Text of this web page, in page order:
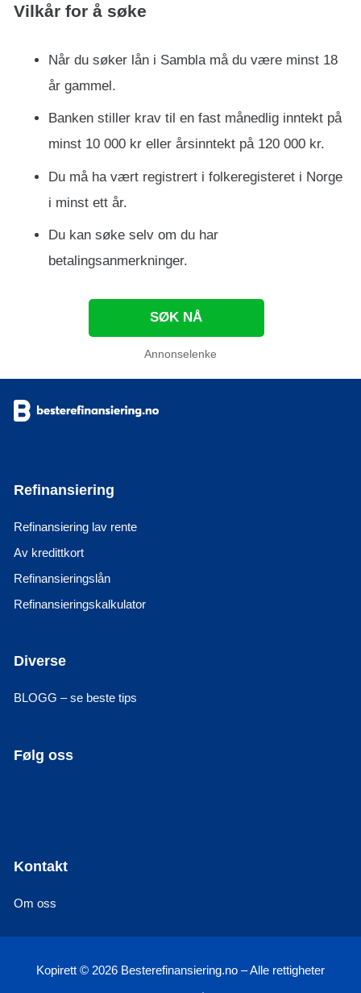
Vilkår for å søke
Når du søker lån i Sambla må du være minst 18
år gammel.
Banken stiller krav til en fast månedlig inntekt på
minst 10 000 kr eller årsinntekt på 120 000 kr.
Du må ha vært registrert i folkeregisteret i Norge
i minst ett år.
Du kan søke selv om du har
betalingsanmerkninger.
SØK NÅ
Annonselenke
Refinansiering
Refinansiering lav rente
Av kredittkort
Refinansieringslån
Refinansieringskalkulator
Diverse
BLOGG – se beste tips
Følg oss
Kontakt
Om oss
Kopirett © 2026 Besterefinansiering.no – Alle rettigheter